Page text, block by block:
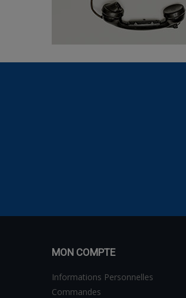
MON COMPTE
Informations Personnelles
Commandes